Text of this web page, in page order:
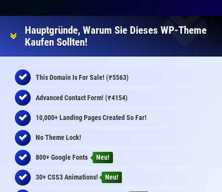
Hauptgründe, Warum Sie Dieses WP-Theme
Kaufen Sollten!
This Domain Is For Sale! (₹5563)
Advanced Contact Form! (₹4154)
10,000+ Landing Pages Created So Far!
No Theme Lock!
800+ Google Fonts Neu!
30+ CSS3 Animations! Neu!